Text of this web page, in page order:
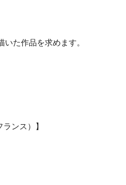
た作品を求めます。
ンス）】